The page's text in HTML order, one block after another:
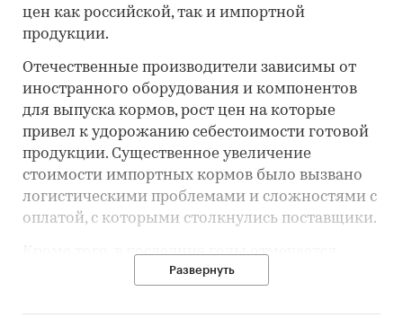
цен как российской, так и импортной
продукции.
Отечественные производители зависимы от
иностранного оборудования и компонентов
для выпуска кормов, рост цен на которые
привел к удорожанию себестоимости готовой
продукции. Существенное увеличение
стоимости импортных кормов было вызвано
логистическими проблемами и сложностями с
оплатой, с которыми столкнулись поставщики.
Кроме того, в последние годы отмечается
тенденция, когда владельцы животных чаще
Развернуть